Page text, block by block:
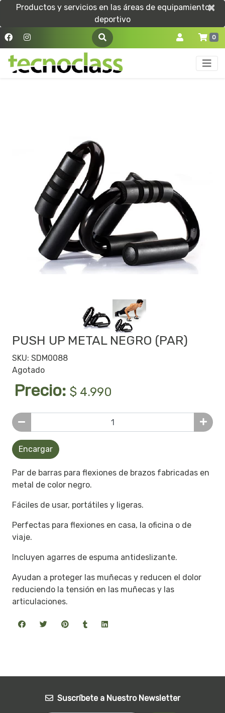
Productos y servicios en las áreas de equipamiento
deportivo
×
×
0
PUSH UP METAL NEGRO (PAR)
SKU: SDM0088
Agotado
Precio: $ 4.990
Encargar
Par de barras para flexiones de brazos fabricadas en
metal de color negro.
Fáciles de usar, portátiles y ligeras.
Perfectas para flexiones en casa, la oficina o de
viaje.
Incluyen agarres de espuma antideslizante.
Ayudan a proteger las muñecas y reducen el dolor
reduciendo la tensión en las muñecas y las
articulaciones.
Suscríbete a Nuestro Newsletter